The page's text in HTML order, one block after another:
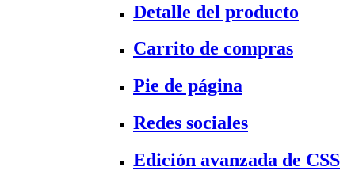
Detalle del producto
Carrito de compras
Pie de página
Redes sociales
Edición avanzada de CSS